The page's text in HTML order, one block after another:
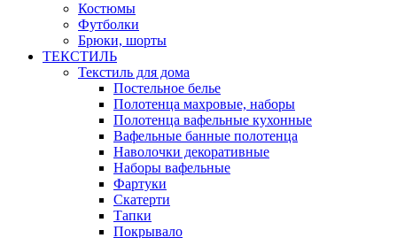
Костюмы
Футболки
Брюки, шорты
ТЕКСТИЛЬ
Текстиль для дома
Постельное белье
Полотенца махровые, наборы
Полотенца вафельные кухонные
Вафельные банные полотенца
Наволочки декоративные
Наборы вафельные
Фартуки
Скатерти
Тапки
Покрывало